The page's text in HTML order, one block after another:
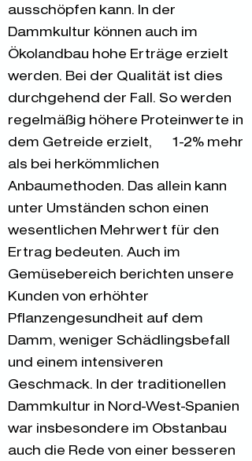
ausschöpfen kann. In der
Dammkultur können auch im
Ökolandbau hohe Erträge erzielt
werden. Bei der Qualität ist dies
durchgehend der Fall. So werden
regelmäßig höhere Proteinwerte in
dem Getreide erzielt, 1-2% mehr
als bei herkömmlichen
Anbaumethoden. Das allein kann
unter Umständen schon einen
wesentlichen Mehrwert für den
Ertrag bedeuten. Auch im
Gemüsebereich berichten unsere
Kunden von erhöhter
Pflanzengesundheit auf dem
Damm, weniger Schädlingsbefall
und einem intensiveren
Geschmack. In der traditionellen
Dammkultur in Nord-West-Spanien
war insbesondere im Obstanbau
auch die Rede von einer besseren